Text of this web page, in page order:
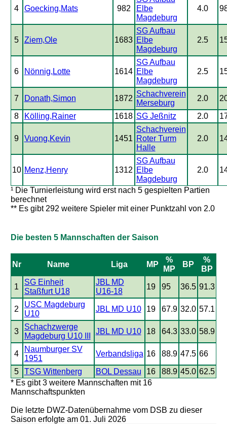
4 Goecking,Mats 982
Elbe
Magdeburg
4.0
5 Ziem,Ole 1683
SG Aufbau
Elbe
Magdeburg
2.5
6 Nönnig,Lotte 1614
SG Aufbau
Elbe
Magdeburg
2.5
7 Donath,Simon 1872
Schachverein
Merseburg
2.0
8 Kölling,Rainer 1618 SG Jeßnitz 2.0
9 Vuong,Kevin 1451
Schachverein
Roter Turm
Halle
2.0
10 Menz,Henry 1312
SG Aufbau
Elbe
Magdeburg
2.0
¹ Die Turnierleistung wird erst nach 5 gespielten Partien
berechnet
** Es gibt 292 weitere Spieler mit einer Punktzahl von 2.0
Die besten 5 Mannschaften der Saison
Nr Name Liga MP
%
MP
BP
%
BP
1
SG Einheit
Staßfurt U18
JBL MD
U16-18
19 95 36.5 91.3
2
USC Magdeburg
U10
JBL MD U10 19 67.9 32.0 57.1
3
Schachzwerge
Magdeburg U10 III
JBL MD U10 18 64.3 33.0 58.9
4
Naumburger SV
1951
Verbandsliga 16 88.9 47.5 66
5 TSG Wittenberg BOL Dessau 16 88.9 45.0 62.5
* Es gibt 3 weitere Mannschaften mit 16
Mannschaftspunkten
Die letzte DWZ-Datenübernahme vom DSB zu dieser
Saison erfolgte am 01. Juli 2026